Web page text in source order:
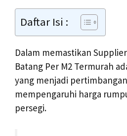
Daftar Isi :
Dalam memastikan
Batang Per M2 Termurah
yang menjadi
mempengaruhi harga
persegi.